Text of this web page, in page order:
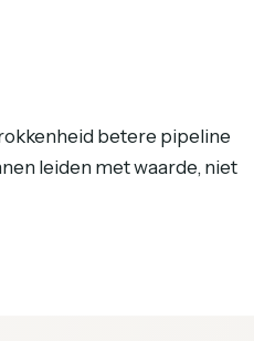
betere pipeline
leiden met waarde, niet